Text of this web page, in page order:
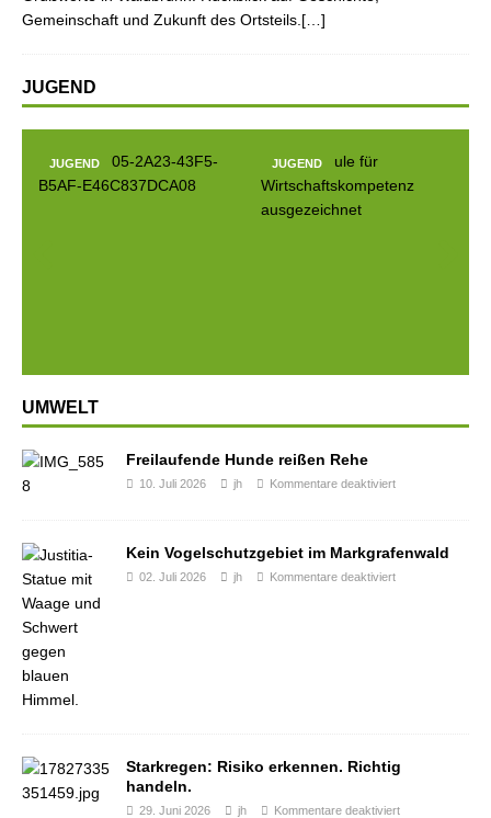
Gemeinschaft und Zukunft des Ortsteils.[…]
JUGEND
JUGEND JUGEND
UMWELT
Freilaufende Hunde reißen Rehe
10. Juli 2026 jh Kommentare deaktiviert
Kein Vogelschutzgebiet im Markgrafenwald
02. Juli 2026 jh Kommentare deaktiviert
Starkregen: Risiko erkennen. Richtig
handeln.
29. Juni 2026 jh Kommentare deaktiviert